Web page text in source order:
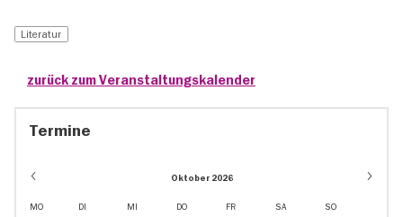
Literatur
zurück zum Veranstaltungskalender
Termine
Oktober 2026
MO DI MI DO FR SA SO